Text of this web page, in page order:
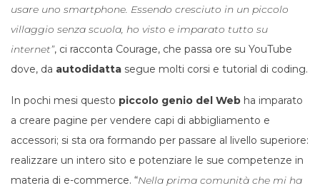
usare uno smartphone. Essendo cresciuto in un piccolo
villaggio senza scuola, ho visto e imparato tutto su
internet”, ci racconta Courage, che passa ore su YouTube
dove, da autodidatta segue molti corsi e tutorial di coding.
In pochi mesi questo piccolo genio del Web ha imparato
a creare pagine per vendere capi di abbigliamento e
accessori; si sta ora formando per passare al livello superiore:
realizzare un intero sito e potenziare le sue competenze in
materia di e-commerce. “Nella prima comunità che mi ha